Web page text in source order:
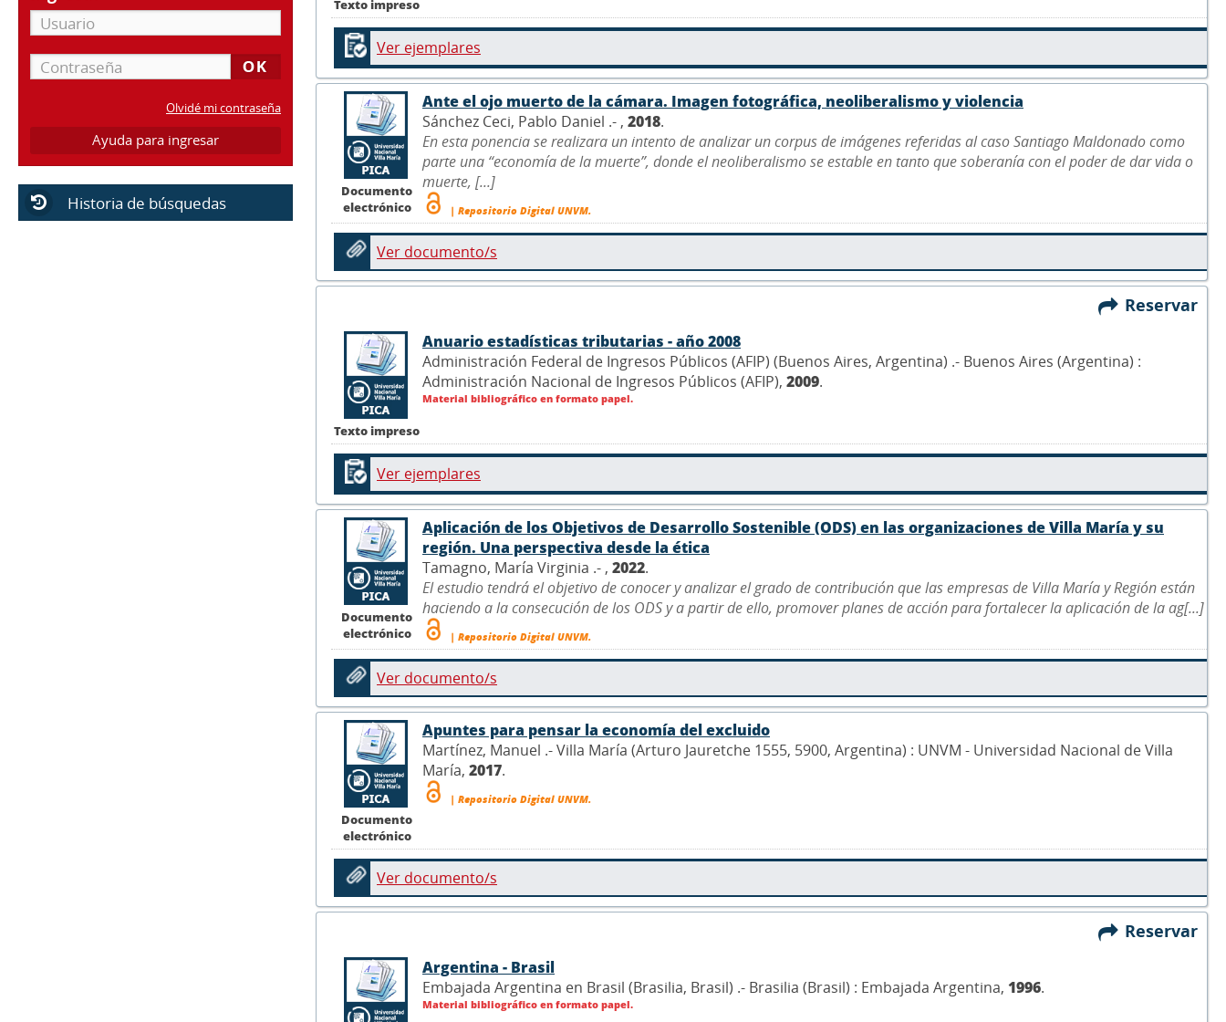
Olvidé mi contraseña
Ayuda para ingresar
Historia de búsquedas
Texto impreso
Ver ejemplares
Documento
electrónico
Ante el ojo muerto de la cámara. Imagen fotográfica, neoliberalismo y violencia
Sánchez Ceci, Pablo Daniel .- , 2018.
En esta ponencia se realizara un intento de analizar un corpus de imágenes referidas al caso Santiago Maldonado como
parte una “economía de la muerte”, donde el neoliberalismo se estable en tanto que soberanía con el poder de dar vida o
muerte, [...]
| Repositorio Digital UNVM.
Ver documento/s
Reservar
Texto impreso
Anuario estadísticas tributarias - año 2008
Administración Federal de Ingresos Públicos (AFIP) (Buenos Aires, Argentina) .- Buenos Aires (Argentina) :
Administración Nacional de Ingresos Públicos (AFIP), 2009.
Material bibliográfico en formato papel.
Ver ejemplares
Documento
electrónico
Aplicación de los Objetivos de Desarrollo Sostenible (ODS) en las organizaciones de Villa María y su
región. Una perspectiva desde la ética
Tamagno, María Virginia .- , 2022.
El estudio tendrá el objetivo de conocer y analizar el grado de contribución que las empresas de Villa María y Región están
haciendo a la consecución de los ODS y a partir de ello, promover planes de acción para fortalecer la aplicación de la ag[...]
| Repositorio Digital UNVM.
Ver documento/s
Documento
electrónico
Apuntes para pensar la economía del excluido
Martínez, Manuel .- Villa María (Arturo Jauretche 1555, 5900, Argentina) : UNVM - Universidad Nacional de Villa
María, 2017.
| Repositorio Digital UNVM.
Ver documento/s
Reservar
Argentina - Brasil
Embajada Argentina en Brasil (Brasilia, Brasil) .- Brasilia (Brasil) : Embajada Argentina, 1996.
Material bibliográfico en formato papel.